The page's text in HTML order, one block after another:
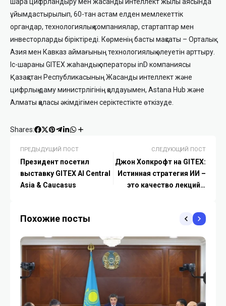
ұйымдастырылып, 60-тан астам елден мемлекеттік
органдар, технологиялық компаниялар, стартаптар мен
инвесторларды біріктіреді. Көрменің басты мақсаты – Орталық
Азия мен Кавказ аймағының технологиялық әлеуетін арттыру.
Іс-шараны GITEX жаһандық операторы inD компаниясы
Қазақстан Республикасының Жасанды интеллект және
цифрлық даму министрлігінің қолдауымен, Astana Hub және
Алматы қаласы әкімдігімен серіктестікте өткізуде.
Shares:
ПРЕДЫДУЩИЙ ПОСТ
Президент посетил
выставку GITEX AI Central
Asia & Caucasus
СЛЕДУЮЩИЙ ПОСТ
Джон Хопкрофт на GITEX:
Истинная стратегия ИИ –
это качество лекций в
Похожие посты